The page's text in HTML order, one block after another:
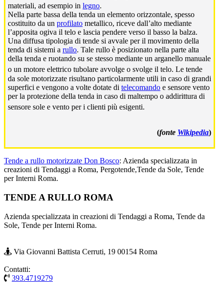
materiali, ad esempio in legno.
Nella parte bassa della tenda un elemento orizzontale, spesso
costituito da un profilato metallico, riceve dall’alto mediante
l’apposita ogiva il telo e lascia pendere verso il basso la balza.
Una diffusa tipologia di tende si avvale per il movimento della
tenda di sistemi a rullo. Tale rullo è posizionato nella parte alta
della tenda e ruotando su se stesso mediante un arganello manuale
o un motore elettrico tubolare avvolge o svolge il telo. Le tende
da sole motorizzate risultano particolarmente utili in caso di grandi
superfici e vengono a volte dotate di telecomando e sensore vento
per la protezione della tenda in caso di maltempo o addirittura di
sensore sole e vento per i clienti più esigenti.
(fonte Wikipedia)
Tende a rullo motorizzate Don Bosco: Azienda specializzata in
creazioni di Tendaggi a Roma, Pergotende,Tende da Sole, Tende
per Interni Roma.
Footer
TENDE A RULLO ROMA
Azienda specializzata in creazioni di Tendaggi a Roma, Tende da
Sole, Tende per Interni Roma.
Via Giovanni Battista Cerruti, 19 00154 Roma
Contatti:
393.4719279